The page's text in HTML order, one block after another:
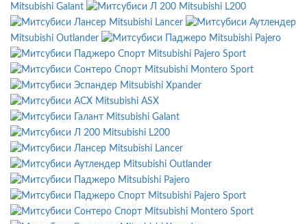
Mitsubishi Galant
Mitsubishi L200
Mitsubishi Lancer
Mitsubishi Outlander
Mitsubishi Pajero
Mitsubishi Pajero Sport
Mitsubishi Montero Sport
Mitsubishi Xpander
Mitsubishi ASX
Mitsubishi Galant
Mitsubishi L200
Mitsubishi Lancer
Mitsubishi Outlander
Mitsubishi Pajero
Mitsubishi Pajero Sport
Mitsubishi Montero Sport